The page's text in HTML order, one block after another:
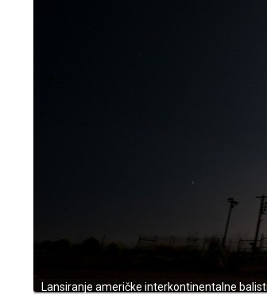
Lansiranje američke interkontinentalne